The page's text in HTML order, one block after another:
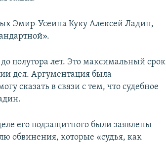
Эмир-Усеина Куку Алексей Ладин,
полутора лет. Это максимальный срок
дел. Аргументация была
сказать в связи с тем, что судебное
его подзащитного были заявлены
обвинения, которые «судья, как